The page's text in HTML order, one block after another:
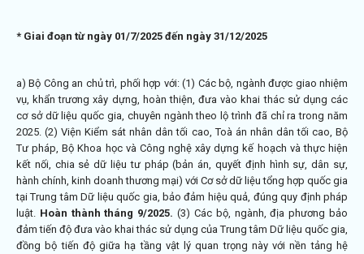
* Giai đoạn từ ngày 01/7/2025 đến ngày 31/12/2025
a) Bộ Công an chủ trì, phối hợp với: (1) Các bộ, ngành được giao nhiệm
vụ, khẩn trương xây dựng, hoàn thiện, đưa vào khai thác sử dụng các
cơ sở dữ liệu quốc gia, chuyên ngành theo lộ trình đã chỉ ra trong năm
2025. (2) Viện Kiểm sát nhân dân tối cao, Toà án nhân dân tối cao, Bộ
Tư pháp, Bộ Khoa học và Công nghệ xây dựng kế hoạch và thực hiện
kết nối, chia sẻ dữ liệu tư pháp (bản án, quyết định hình sự, dân sự,
hành chính, kinh doanh thương mại) với Cơ sở dữ liệu tổng hợp quốc gia
tại Trung tâm Dữ liệu quốc gia, bảo đảm hiệu quả, đúng quy định pháp
luật. Hoàn thành tháng 9/2025.(3) Các bộ, ngành, địa phương bảo
đảm tiến độ đưa vào khai thác sử dụng của Trung tâm Dữ liệu quốc gia,
đồng bộ tiến độ giữa hạ tầng vật lý quan trọng này với nền tảng hệ